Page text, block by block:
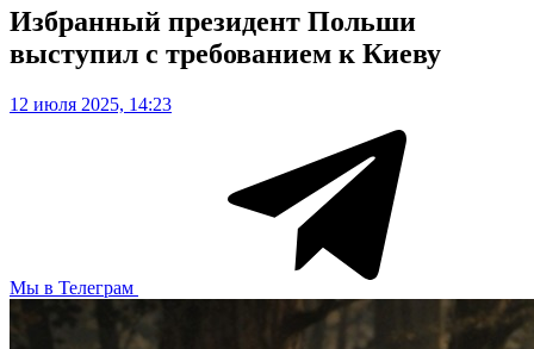
Избранный президент Польши
выступил с требованием к Киеву
12 июля 2025, 14:23
Мы в Телеграм